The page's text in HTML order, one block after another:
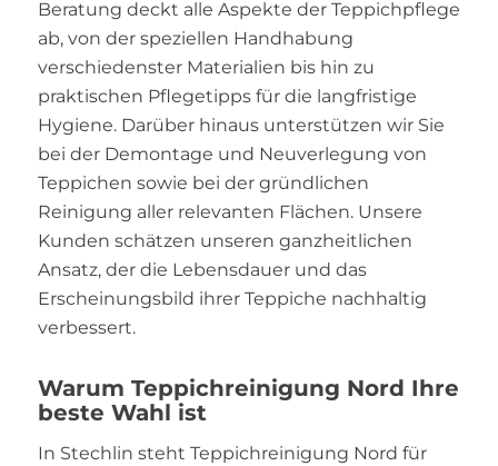
Beratung deckt alle Aspekte der Teppichpflege
ab, von der speziellen Handhabung
verschiedenster Materialien bis hin zu
praktischen Pflegetipps für die langfristige
Hygiene. Darüber hinaus unterstützen wir Sie
bei der Demontage und Neuverlegung von
Teppichen sowie bei der gründlichen
Reinigung aller relevanten Flächen. Unsere
Kunden schätzen unseren ganzheitlichen
Ansatz, der die Lebensdauer und das
Erscheinungsbild ihrer Teppiche nachhaltig
verbessert.
Warum Teppichreinigung Nord Ihre
beste Wahl ist
In Stechlin steht Teppichreinigung Nord für